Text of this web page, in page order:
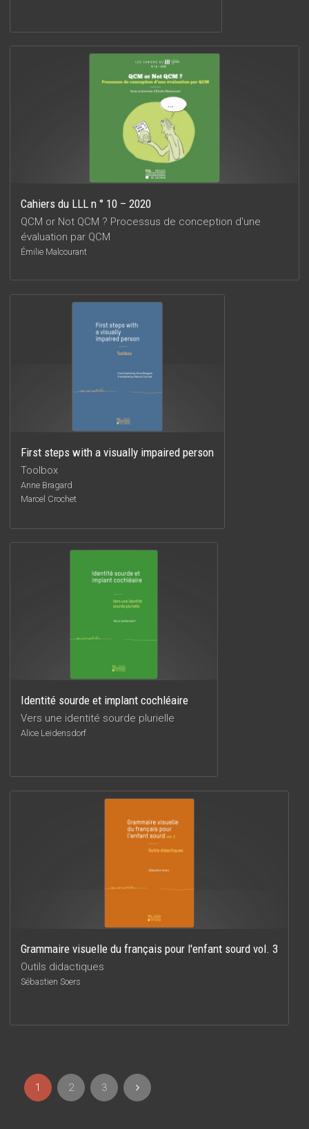
Cahiers du LLL n ° 10 – 2020
QCM or Not QCM ? Processus de conception d'une
évaluation par QCM
Émilie Malcourant
First steps with a visually impaired person
Toolbox
Anne Bragard
Marcel Crochet
Identité sourde et implant cochléaire
Vers une identité sourde plurielle
Alice Leidensdorf
Grammaire visuelle du français pour l'enfant sourd vol. 3
Outils didactiques
Sébastien Soers
1 2 3